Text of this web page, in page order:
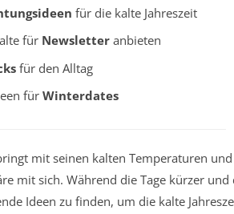
für die kalte Jahreszeit
für Newsletteranbieten
für den Alltag
für Winterdates
mit seinen kalten Temperaturen
mit sich. Während die Tage kürzer
Ideen zu finden, um die kalte